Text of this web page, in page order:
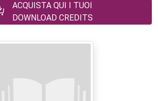
ACQUISTA QUI I TUOI
DOWNLOAD CREDITS